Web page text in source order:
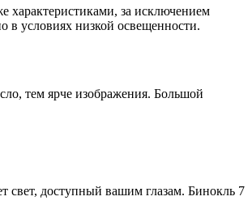
характеристиками, за исключением
в условиях низкой освещенности.
свет, доступный вашим глазам. Бинокль 7